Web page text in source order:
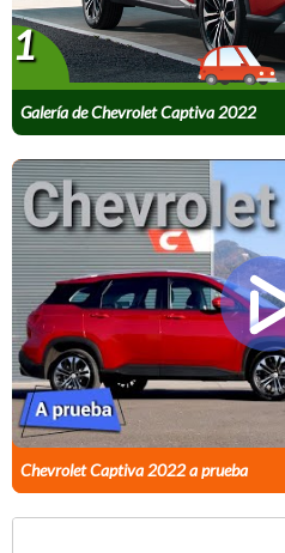
Galería de Chevrolet Captiva 2022
1
Chevrolet Captiva 2022 a prueba